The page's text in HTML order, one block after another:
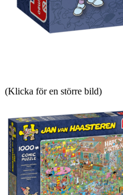
(Klicka för en större bild)